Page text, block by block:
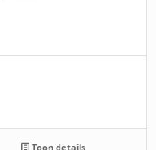
Toon details